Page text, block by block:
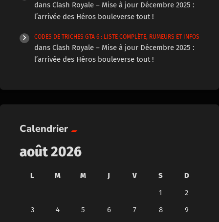
dans Clash Royale – Mise à jour Décembre 2025 :
l’arrivée des Héros bouleverse tout !
CODES DE TRICHES GTA 6 : LISTE COMPLÈTE, RUMEURS ET INFOS
dans Clash Royale – Mise à jour Décembre 2025 :
l’arrivée des Héros bouleverse tout !
Calendrier
août 2026
L M M J V S
D
1
2
3
4 5 6 7 8
9